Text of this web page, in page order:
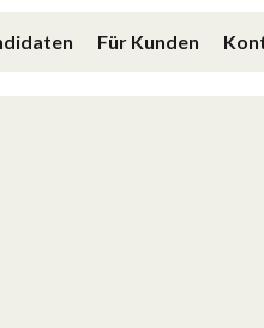
Für Kunden